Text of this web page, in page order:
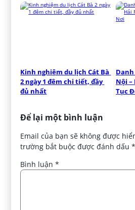
Kinh nghiệm du lịch Cát Bà
2 ngày 1 đêm chi tiết, đầy
đủ nhất
Danh
Nội –
Tục
Để lại một bình luận
Email của bạn sẽ không được
trường bắt buộc được đánh dấu*
Bình luận*